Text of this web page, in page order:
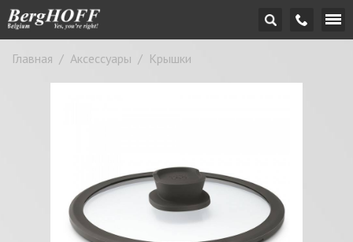
Главная / Аксессуары / Крышки